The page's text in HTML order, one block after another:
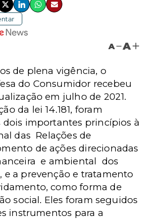
A A
de plena vigência, o
do Consumidor recebeu
em julho de 2021.
da lei 14.181, foram
dois importantes princípios à
das Relações de
de ações direcionadas
e ambiental dos
e a prevenção e tratamento
como forma de
social. Eles foram seguidos
instrumentos para a